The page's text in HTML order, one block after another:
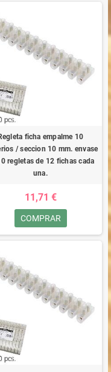
ficha empalme 10
/ seccion 10 mm. envase
regletas de 12 fichas cada
una.
11,71 €
COMPRAR